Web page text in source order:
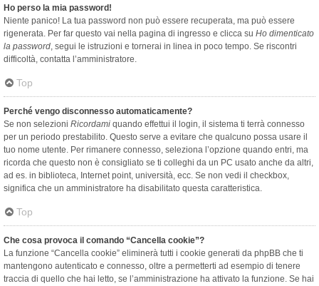
Ho perso la mia password!
Niente panico! La tua password non può essere recuperata, ma può essere
rigenerata. Per far questo vai nella pagina di ingresso e clicca su Ho dimenticato
la password, segui le istruzioni e tornerai in linea in poco tempo. Se riscontri
difficoltà, contatta l’amministratore.
Top
Perché vengo disconnesso automaticamente?
Se non selezioni Ricordami quando effettui il login, il sistema ti terrà connesso
per un periodo prestabilito. Questo serve a evitare che qualcuno possa usare il
tuo nome utente. Per rimanere connesso, seleziona l’opzione quando entri, ma
ricorda che questo non è consigliato se ti colleghi da un PC usato anche da altri,
ad es. in biblioteca, Internet point, università, ecc. Se non vedi il checkbox,
significa che un amministratore ha disabilitato questa caratteristica.
Top
Che cosa provoca il comando “Cancella cookie”?
La funzione “Cancella cookie” eliminerà tutti i cookie generati da phpBB che ti
mantengono autenticato e connesso, oltre a permetterti ad esempio di tenere
traccia di quello che hai letto, se l’amministrazione ha attivato la funzione. Se hai